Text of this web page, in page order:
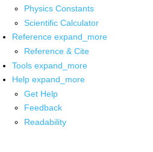
Physics Constants
Scientific Calculator
Reference expand_more
Reference & Cite
Tools expand_more
Help expand_more
Get Help
Feedback
Readability